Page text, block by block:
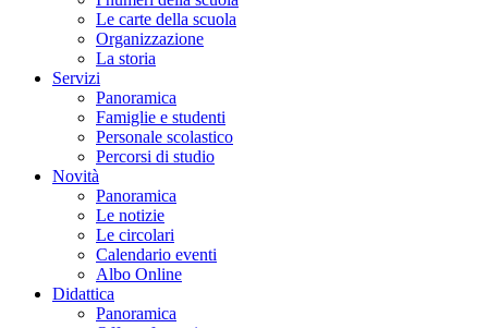
Le carte della scuola
Organizzazione
La storia
Servizi
Panoramica
Famiglie e studenti
Personale scolastico
Percorsi di studio
Novità
Panoramica
Le notizie
Le circolari
Calendario eventi
Albo Online
Didattica
Panoramica